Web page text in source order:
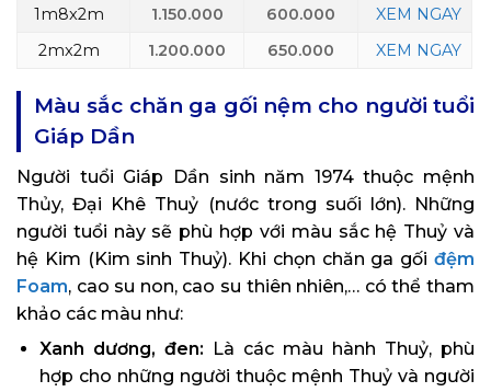
1m8x2m
1.150.000 600.000
XEM NGAY
2mx2m
1.200.000 650.000 XEM NGAY
Màu sắc chăn ga gối nệm cho người tuổi
Giáp Dần
Người tuổi Giáp Dần sinh năm 1974 thuộc mệnh
Thủy, Đại Khê Thuỷ (nước trong suối lớn). Những
người tuổi này sẽ phù hợp với màu sắc hệ Thuỷ và
hệ Kim (Kim sinh Thuỷ). Khi chọn chăn ga gối đệm
Foam, cao su non, cao su thiên nhiên,… có thể tham
khảo các màu như:
Xanh dương, đen: Là các màu hành Thuỷ, phù
hợp cho những người thuộc mệnh Thuỷ và người